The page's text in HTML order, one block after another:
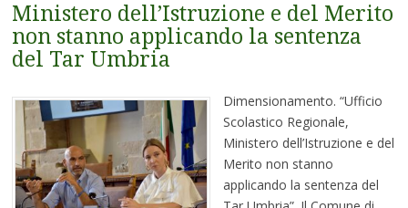
Ministero dell’Istruzione e del Merito
non stanno applicando la sentenza
del Tar Umbria
Dimensionamento. “Ufficio
Scolastico Regionale,
Ministero dell’Istruzione e del
Merito non stanno
applicando la sentenza del